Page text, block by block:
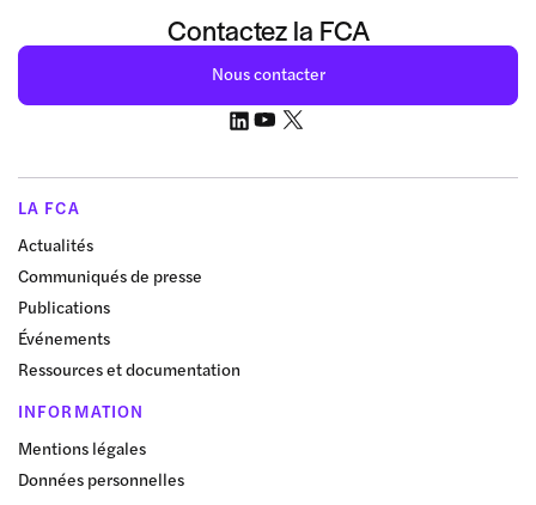
Contactez la FCA
Nous contacter
LA FCA
Actualités
Communiqués de presse
Publications
Événements
Ressources et documentation
INFORMATION
Mentions légales
Données personnelles